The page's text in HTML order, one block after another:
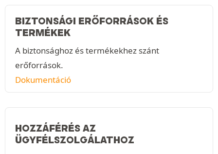
BIZTONSÁGI ERŐFORRÁSOK ÉS
TERMÉKEK
A biztonsághoz és termékekhez szánt
erőforrások.
Dokumentáció
HOZZÁFÉRÉS AZ
ÜGYFÉLSZOLGÁLATHOZ